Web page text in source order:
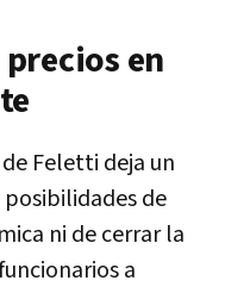
en
Feletti deja un
de
ni de cerrar la
a